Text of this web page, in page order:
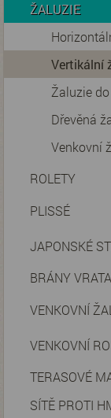
ŽALUZIE
Vertikální
Žaluzie
Dřevěná
Venkovní
ROLETY
PLISSÉ
JAPONSKÉ
BRÁNY VRATA
VENKOVNÍ
VENKOVNÍ
TERASOVÉ
SÍTĚ PROTI